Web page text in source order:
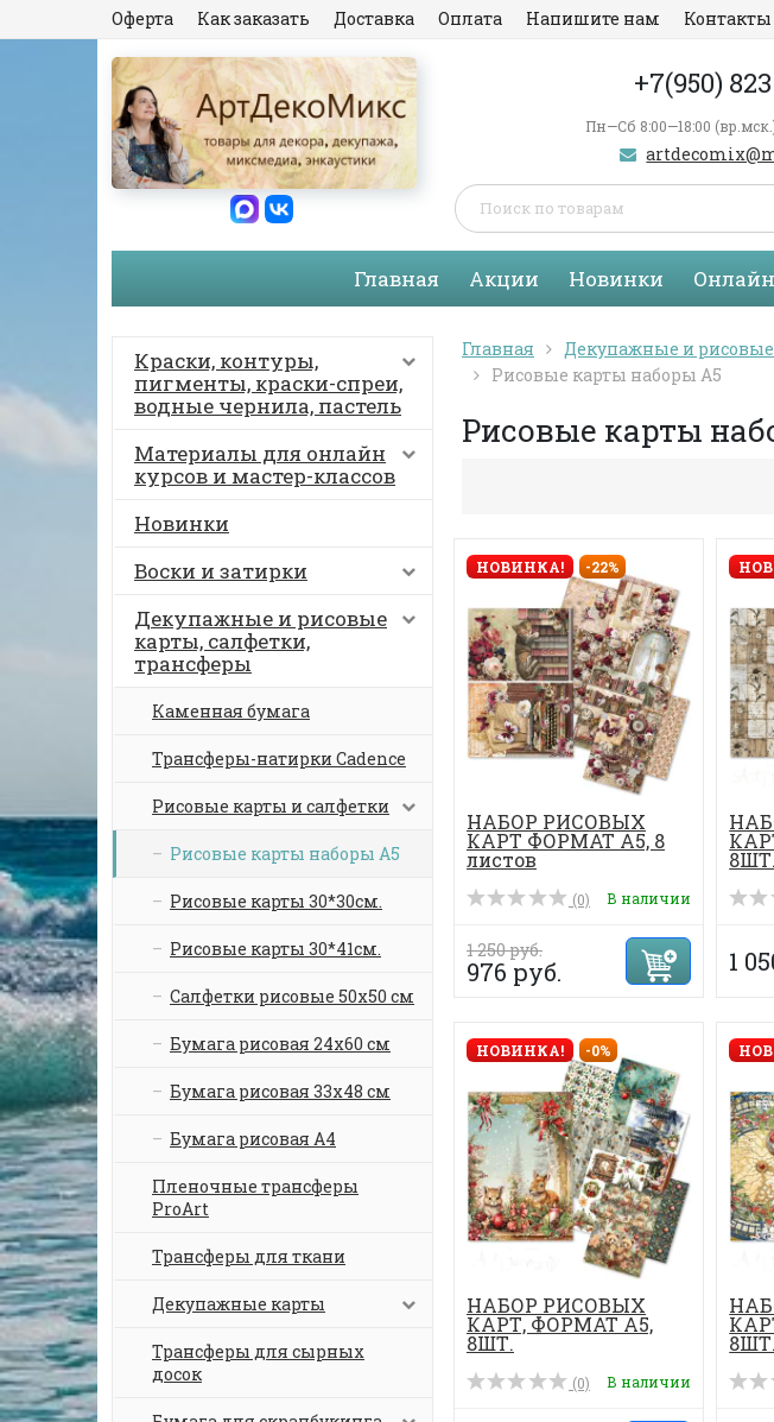
Оферта Как заказать Доставка Оплата Напишите нам Контакты
+7(950)
Пн—Сб 8:00—18:00
Главная Акции Новинки
Краски, контуры,
пигменты, краски-спреи,
водные чернила, пастель
Материалы для онлайн
курсов и мастер-классов
Новинки
Воски и затирки
Декупажные и рисовые
карты, салфетки,
трансферы
Каменная бумага
Трансферы-натирки Cadence
Рисовые карты и салфетки
Рисовые карты наборы А5
Рисовые карты 30*30см.
Рисовые карты 30*41см.
Салфетки рисовые 50х50 см
Бумага рисовая 24х60 см
Бумага рисовая 33х48 см
Бумага рисовая А4
Пленочные трансферы
ProArt
Трансферы для ткани
Декупажные карты
Трансферы для сырных
досок
Главная Декупажные и рисовые
Рисовые карты наборы А5
Рисовые карты
НОВИНКА! -22%
НАБОР РИСОВЫХ
КАРТ ФОРМАТ А5, 8
листов
(0) В наличии
1 250 руб.
976 руб.
8ШТ.
1
НОВИНКА! -0%
НАБОР РИСОВЫХ
КАРТ, ФОРМАТ А5,
8ШТ.
(0) В наличии
8ШТ.